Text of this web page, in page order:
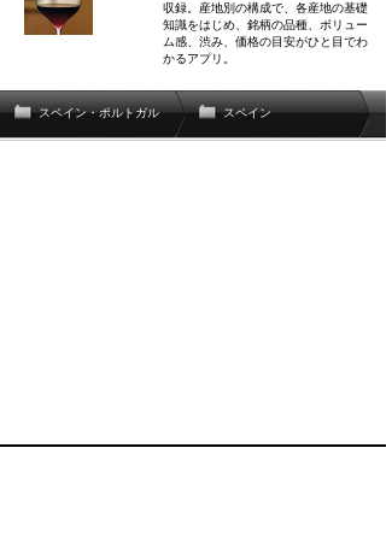
収録。産地別の構成で、各産地の基礎
知識をはじめ、銘柄の品種、ボリュー
ム感、渋み、価格の目安がひと目でわ
かるアプリ。
スペイン・ポルトガル スペイン